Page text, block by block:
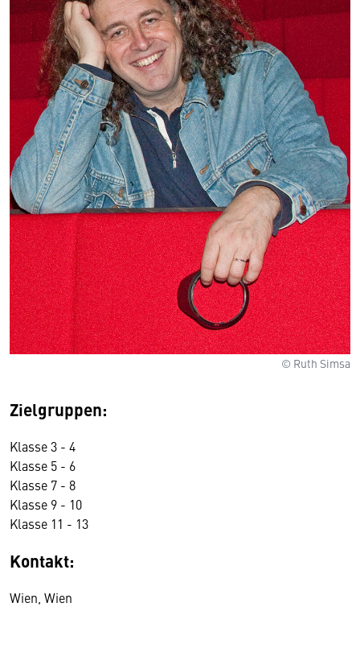
© Ruth Simsa
Zielgruppen:
Klasse 3 - 4
Klasse 5 - 6
Klasse 7 - 8
Klasse 9 - 10
Klasse 11 - 13
Kontakt:
Wien, Wien